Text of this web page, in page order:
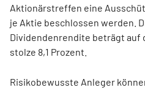
Aktionärstreffen eine
je Aktie beschlossen werden.
Dividendenrendite beträgt auf
stolze 8,1 Prozent.
Risikobewusste Anleger